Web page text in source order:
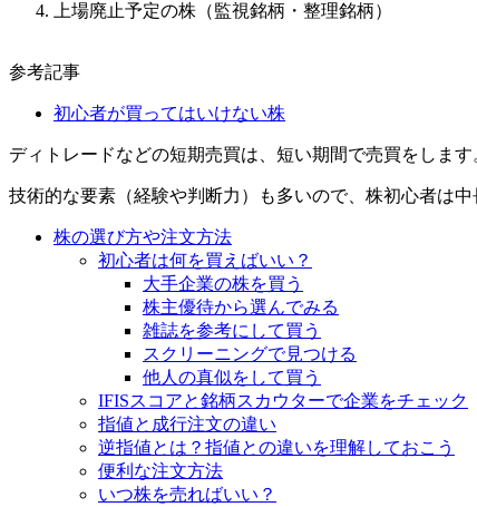
上場廃止予定の株（監視銘柄・整理銘柄）
参考記事
初心者が買ってはいけない株
ディトレードなどの短期売買は、短い期間で売買をします
技術的な要素（経験や判断力）も多いので、 株初心者は
株の選び方や注文方法
初心者は何を買えばいい？
大手企業の株を買う
株主優待から選んでみる
雑誌を参考にして買う
スクリーニングで見つける
他人の真似をして買う
IFISスコアと銘柄スカウターで企業をチェック
指値と成行注文の違い
逆指値とは？指値との違いを理解しておこう
便利な注文方法
いつ株を売ればいい？